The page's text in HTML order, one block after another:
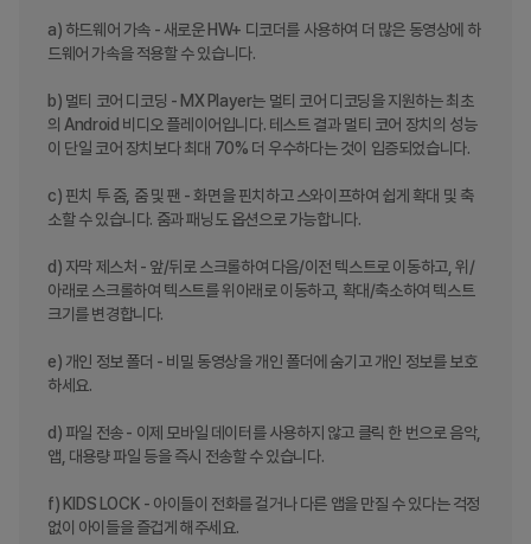
a) 하드웨어 가속 - 새로운 HW+ 디코더를 사용하여 더 많은 동영상에 하
드웨어 가속을 적용할 수 있습니다.
b) 멀티 코어 디코딩 - MX Player는 멀티 코어 디코딩을 지원하는 최초
의 Android 비디오 플레이어입니다. 테스트 결과 멀티 코어 장치의 성능
이 단일 코어 장치보다 최대 70% 더 우수하다는 것이 입증되었습니다.
c) 핀치 투 줌, 줌 및 팬 - 화면을 핀치하고 스와이프하여 쉽게 확대 및 축
소할 수 있습니다. 줌과 패닝도 옵션으로 가능합니다.
d) 자막 제스처 - 앞/뒤로 스크롤하여 다음/이전 텍스트로 이동하고, 위/
아래로 스크롤하여 텍스트를 위아래로 이동하고, 확대/축소하여 텍스트
크기를 변경합니다.
e) 개인 정보 폴더 - 비밀 동영상을 개인 폴더에 숨기고 개인 정보를 보호
하세요.
d) 파일 전송 - 이제 모바일 데이터를 사용하지 않고 클릭 한 번으로 음악,
앱, 대용량 파일 등을 즉시 전송할 수 있습니다.
f) KIDS LOCK - 아이들이 전화를 걸거나 다른 앱을 만질 수 있다는 걱정
없이 아이들을 즐겁게 해주세요.